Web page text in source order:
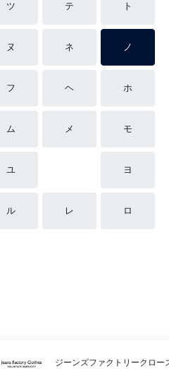
ツ テ ト
ヌ ネ ノ
フ ヘ ホ
ム メ モ
ユ ヨ
ル レ ロ
ジーンズファクトリークロー